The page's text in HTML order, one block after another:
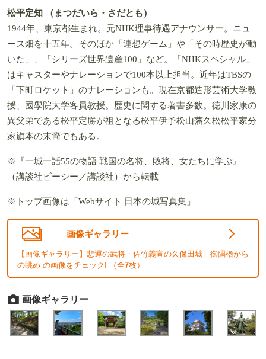
松平定知 （まつだいら・さだとも）
1944年、東京都生まれ。元NHK理事待遇アナウンサー。ニュ
ース畑を十五年。そのほか「連想ゲーム」や「その時歴史が動
いた」、「シリーズ世界遺産100」など。「NHKスペシャル」
はキャスターやナレーションで100本以上担当。近年はTBSの
「下町ロケット」のナレーションも。現在京都造形芸術大学教
授、國學院大学客員教授。歴史に関する著書多数。徳川家康の
異父弟である松平定勝が祖となる松平伊予松山藩久松松平家分
家旗本の末裔でもある。
※『一城一話55の物語 戦国の名将、敗将、女たちに学ぶ』
（講談社ビーシー／講談社）から転載
※トップ画像は「Webサイト 日本の城写真集」
画像ギャラリー
【画像ギャラリー】悲運の武将・佐竹義宣の久保田城 御隅櫓から
の眺め の画像をチェック! （全7枚）
画像ギャラリー